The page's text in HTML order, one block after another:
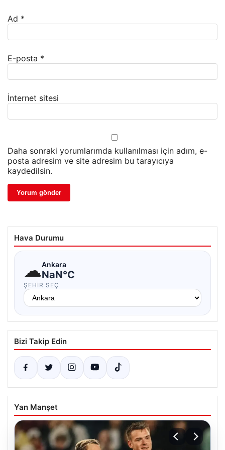
Ad *
E-posta *
İnternet sitesi
Daha sonraki yorumlarımda kullanılması için adım, e-
posta adresim ve site adresim bu tarayıcıya
kaydedilsin.
Hava Durumu
☁Ankara
NaN°C
ŞEHIR SEÇ
Bizi Takip Edin
Yan Manşet